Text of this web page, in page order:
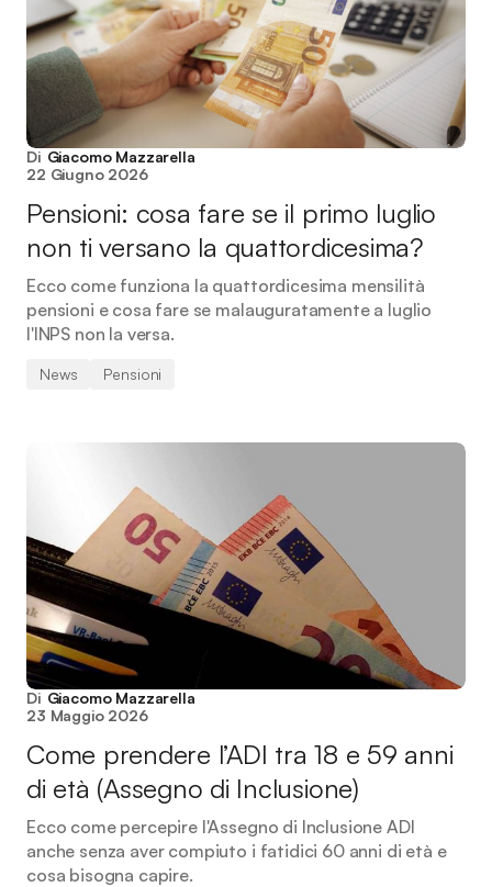
Di Giacomo Mazzarella
22 Giugno 2026
Pensioni: cosa fare se il primo luglio
non ti versano la quattordicesima?
Ecco come funziona la quattordicesima mensilità
pensioni e cosa fare se malauguratamente a luglio
l'INPS non la versa.
News Pensioni
Di Giacomo Mazzarella
23 Maggio 2026
Come prendere l’ADI tra 18 e 59 anni
di età (Assegno di Inclusione)
Ecco come percepire l'Assegno di Inclusione ADI
anche senza aver compiuto i fatidici 60 anni di età e
cosa bisogna capire.